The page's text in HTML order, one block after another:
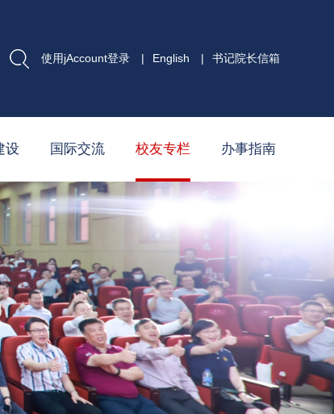
使用jAccount登录 | English | 书记院长信箱
设 国际交流 校友专栏 办事指南